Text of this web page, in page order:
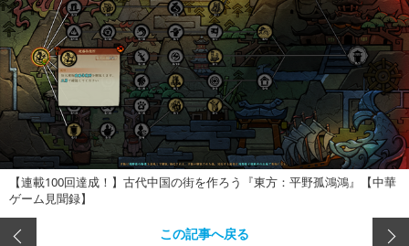
【連載100回達成！】古代中国の街を作ろう『東方：平野孤鴻鴻』【中華
ゲーム見聞録】
この記事へ戻る